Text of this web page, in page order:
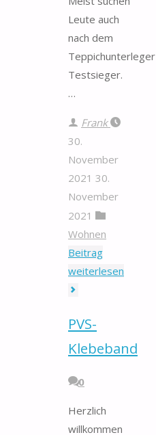
Leute auch
nach dem
Teppichunterleger
Testsieger.
…
Frank
30.
November
2021 30.
November
2021
Wohnen
Beitrag
weiterlesen
PVS-
Klebeband
0
Herzlich
willkommen